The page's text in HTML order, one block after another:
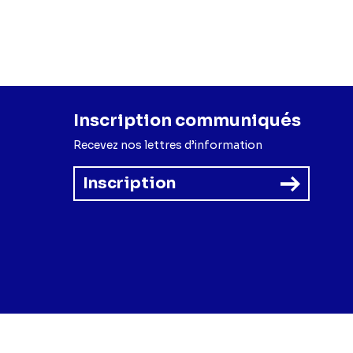
Inscription communiqués
Recevez nos lettres d’information
Inscription